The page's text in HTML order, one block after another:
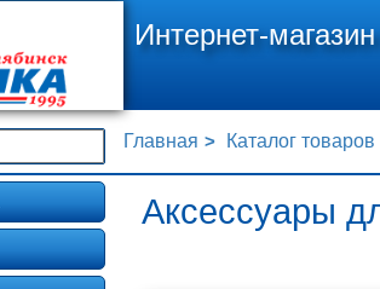
Интернет-
Главная Каталог товаров
Аксессуары